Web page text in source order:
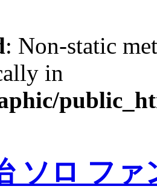
: Non-static
in